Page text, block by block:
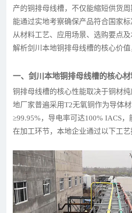
产的铜排母线槽，不仅能缩短供货
能通过实地考察确保产品符合国家
从材料工艺、应用场景、选购要点及
解析剑川本地铜排母线槽的核心价值
一、剑川本地铜排母线槽的核心
铜排母线槽的核心性能取决于铜材
地厂家普遍采用T2无氧铜作为导体
≥99.95%，导电率可达100% IACS，
在加工环节，本地企业通过以下工艺